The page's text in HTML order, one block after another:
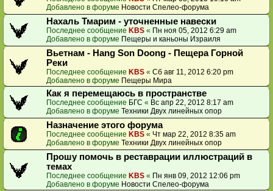
Добавлено в форуме Новости Спелео-форума
Нахаль Тмарим - уточненные навески
Последнее сообщение KBS « Пн ноя 05, 2012 6:29 am
Добавлено в форуме Пещеры и каньоны Израиля
Вьетнам - Hang Son Doong - Пещера Горной
Реки
Последнее сообщение KBS « Сб авг 11, 2012 6:20 pm
Добавлено в форуме Пещеры Мира
Как я перемещаюсь в пространстве
Последнее сообщение БГС « Вс апр 22, 2012 8:17 am
Добавлено в форуме Техники Двух линейных опор
Назначение этого форума
Последнее сообщение KBS « Чт мар 22, 2012 8:35 am
Добавлено в форуме Техники Двух линейных опор
Прошу помочь в реставрации иллюстраций в
темах
Последнее сообщение KBS « Пн янв 09, 2012 12:06 pm
Добавлено в форуме Новости Спелео-форума